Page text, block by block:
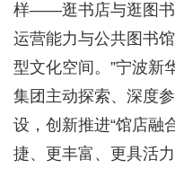
样——逛书店与逛图书
运营能力与公共图书
型文化空间。”宁波新
集团主动探索、深度
设，创新推进“馆店融
捷、更丰富、更具活力